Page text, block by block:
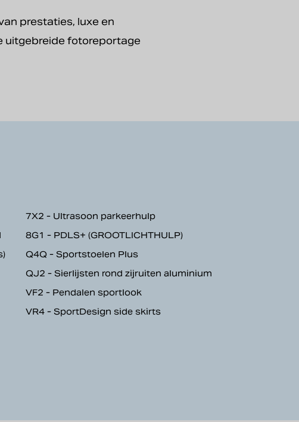
prestaties, luxe en
uitgebreide fotoreportage
7X2 - Ultrasoon parkeerhulp
8G1 - PDLS+ (GROOTLICHTHULP)
Q4Q - Sportstoelen Plus
QJ2 - Sierlijsten rond zijruiten aluminium
VF2 - Pendalen sportlook
VR4 - SportDesign side skirts